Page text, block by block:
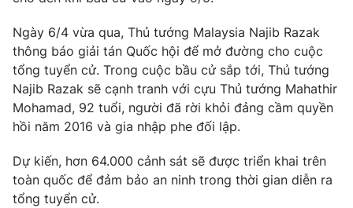
Khán giả
Giải sao mai
Âm nhạc
Sao
Du lịch
Làm đẹp
Chất lượng cuộc sống
Giáo dục
Tuyển sinh
Học trực tuyến
Công nghệ
Hitech Công nghệ tương lai
Sản phẩm
Thị trường
Lịch phát sóng
Ngày 6/4 vừa qua, Thủ tướng Malaysia Najib Razak
thông báo giải tán Quốc hội để mở đường cho cuộc
tổng tuyển cử. Trong cuộc bầu cử sắp tới, Thủ tướng
Najib Razak sẽ cạnh tranh với cựu Thủ tướng Mahathir
Mohamad, 92 tuổi, người đã rời khỏi đảng cầm quyền
hồi năm 2016 và gia nhập phe đối lập.
Dự kiến, hơn 64.000 cảnh sát sẽ được triển khai trên
toàn quốc để đảm bảo an ninh trong thời gian diễn ra
tổng tuyển cử.